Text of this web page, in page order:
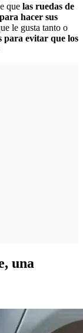
que las ruedas de
hacer sus
le gusta tanto o
para evitar que los
una